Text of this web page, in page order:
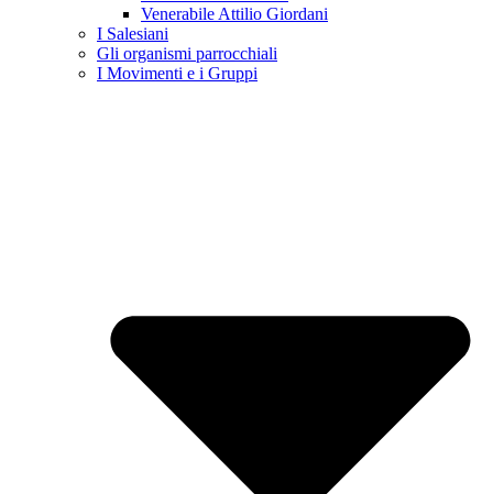
Venerabile Attilio Giordani
I Salesiani
Gli organismi parrocchiali
I Movimenti e i Gruppi